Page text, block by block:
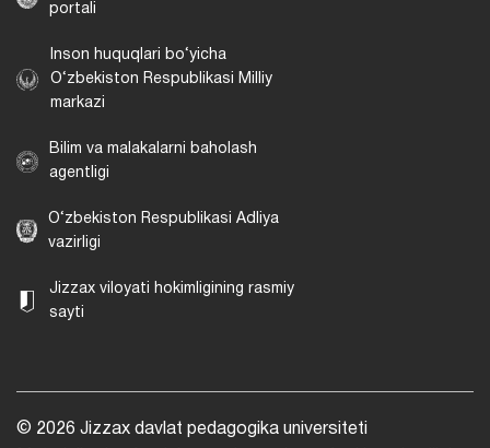
portali
Inson huquqlari bo‘yicha
O‘zbekiston Respublikasi Milliy
markazi
Bilim va malakalarni baholash
agentligi
O‘zbekiston Respublikasi Adliya
vazirligi
Jizzax viloyati hokimligining rasmiy
sayti
© 2026 Jizzax davlat pedagogika universiteti